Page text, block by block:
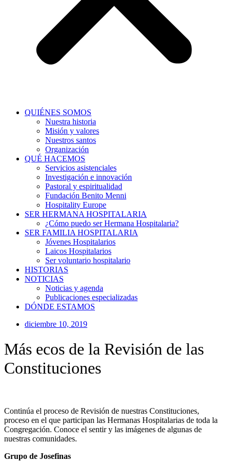
QUIÉNES SOMOS
Nuestra historia
Misión y valores
Nuestros santos
Organización
QUÉ HACEMOS
Servicios asistenciales
Investigación e innovación
Pastoral y espiritualidad
Fundación Benito Menni
Hospitality Europe
SER HERMANA HOSPITALARIA
¿Cómo puedo ser Hermana Hospitalaria?
SER FAMILIA HOSPITALARIA
Jóvenes Hospitalarios
Laicos Hospitalarios
Ser voluntario hospitalario
HISTORIAS
NOTICIAS
Noticias y agenda
Publicaciones especializadas
DÓNDE ESTAMOS
diciembre 10, 2019
Más ecos de la Revisión de las
Constituciones
Continúa el proceso de Revisión de nuestras Constituciones,
proceso en el que participan las Hermanas Hospitalarias de toda la
Congregación. Conoce el sentir y las imágenes de algunas de
nuestras comunidades.
Grupo de Josefinas